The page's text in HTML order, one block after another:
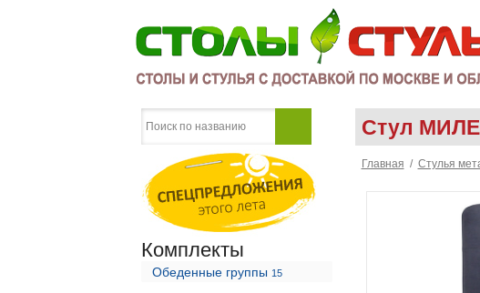
Комплекты
Обеденные группы 15
Стул
Главная / Стулья